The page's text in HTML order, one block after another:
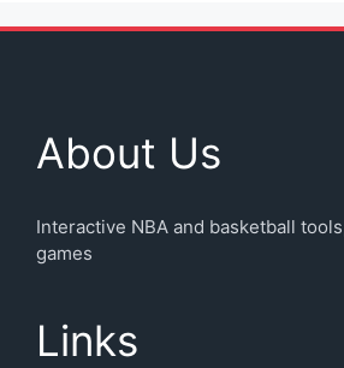
About Us
Interactive NBA and basketball
games
Links